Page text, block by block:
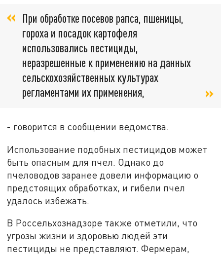
При обработке посевов рапса, пшеницы,
гороха и посадок картофеля
использовались пестициды,
неразрешенные к применению на данных
сельскохозяйственных культурах
регламентами их применения,
- говорится в сообщении ведомства.
Использование подобных пестицидов может
быть опасным для пчел. Однако до
пчеловодов заранее довели информацию о
предстоящих обработках, и гибели пчел
удалось избежать.
В Россельхознадзоре также отметили, что
угрозы жизни и здоровью людей эти
пестициды не представляют. Фермерам,